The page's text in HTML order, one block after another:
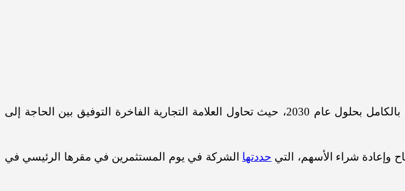
تهدف شركة فيراري إلى جعل سيارتين من كل خمس سيارات تبيعها تعمل بالكهرباء بالكامل بحلول عام 2030، حيث تحاول العلامة التجارية الفاخرة التوفيق بين الحاجة إلى
وإعادة شراء الأسهم، التي حددتها الشركة في يوم المستثمرين في مقرها الرئيسي في